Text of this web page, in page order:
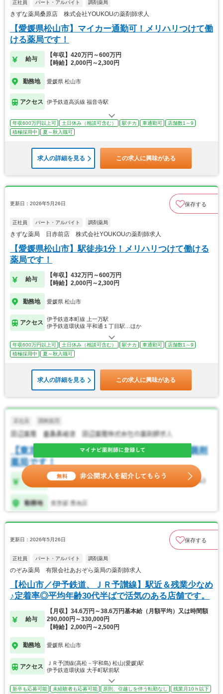
正社員 パート・アルバイト 調剤薬局
きずな薬局桑原店 株式会社YOUKOUの薬剤師求人
【愛媛県松山市】マイカー通勤可！メリハリつけて働
ける薬局です！
給与
【年収】420万円～600万円
【時給】2,000円～2,300円
勤務地 愛媛県 松山市
アクセス 伊予鉄道高浜線 福音寺駅
年収600万円以上可 土日休み（相談可含む） 駅チカ 車通勤可
店舗数1～9
積極採用中
夏～秋入職可
求人の詳細を見る この求人に興味がある
更新日：2026年5月26日 保存する
正社員 パート・アルバイト 調剤薬局
きずな薬局 日赤前店 株式会社YOUKOUの薬剤師求人
【愛媛県松山市】駅徒歩1分！メリハリつけて働ける
薬局です！
給与
【年収】432万円～600万円
【時給】2,000円～2,300円
勤務地 愛媛県 松山市
アクセス
伊予鉄道本町線 上一万駅
伊予鉄道環状線 平和通１丁目駅…ほか
年収600万円以上可 土日休み（相談可含む） 駅チカ 車通勤可
店舗数1～9
積極採用中
夏～秋入職可
求人の詳細を見る この求人に興味がある
更新日：2026年5月26日 保存する
正社員 パート・アルバイト 調剤薬局
のぞみ薬局 有限会社あおぞら薬局の薬剤師求人
【松山市／伊予鉄道、ＪＲ予讃線】駅近＆残業少なめ
♪定着率◎平均年齢30代半ばで活気のある店舗です。
給与
【月収】34.6万円～38.6万円基本給（月額平均）又は時間額
290,000円～330,000円
【時給】2,000円～2,500円
勤務地 愛媛県 松山市
アクセス
ＪＲ予讃線(高松－宇和島) 松山(愛媛)駅
伊予鉄道環状線 大手町駅前駅
新卒も応募可能 未経験者も応募可能 原則、引越しを伴う転勤なし
残業月10ｈ以下